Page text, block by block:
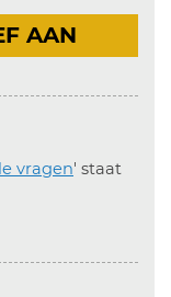
AAN
vragen' staat